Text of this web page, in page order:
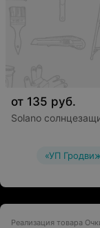
от 135 руб.
Solano
«УП
Реализация товара